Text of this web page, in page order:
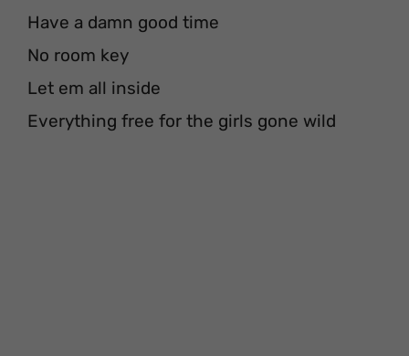
Have a damn good time
No room key
Let em all inside
Everything free for the girls gone wild